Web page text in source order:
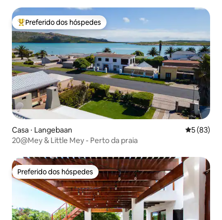
Entre os melhores preferidos dos hóspedes
Preferido dos hóspedes
Casa ⋅ Langebaan 5 de uma
5 (83)
20@Mey & Little Mey - Perto da praia
Preferido dos hóspedes
Preferido dos hóspedes